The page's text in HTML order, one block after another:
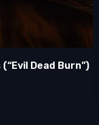
Dead Burn”)